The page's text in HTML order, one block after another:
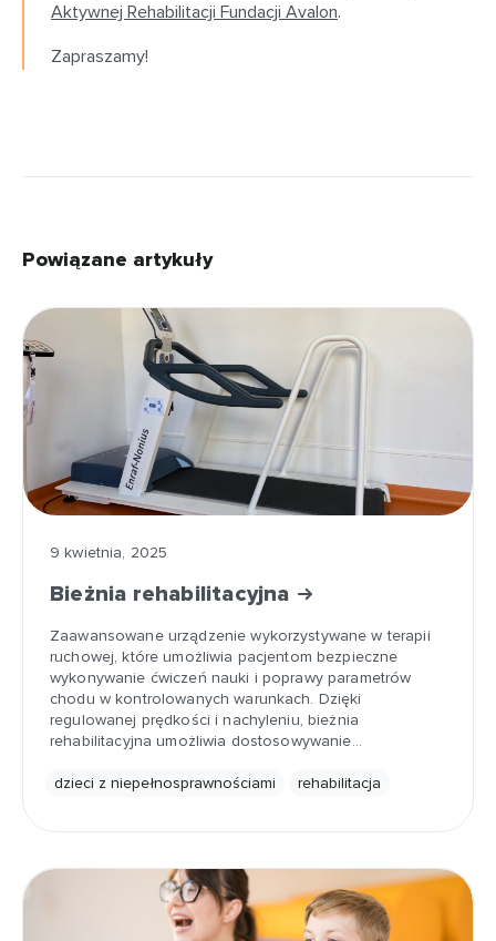
Aktywnej Rehabilitacji Fundacji Avalon.
Zapraszamy!
Powiązane artykuły
9 kwietnia, 2025
Bieżnia rehabilitacyjna
Zaawansowane urządzenie wykorzystywane w terapii
ruchowej, które umożliwia pacjentom bezpieczne
wykonywanie ćwiczeń nauki i poprawy parametrów
chodu w kontrolowanych warunkach. Dzięki
regulowanej prędkości i nachyleniu, bieżnia
rehabilitacyjna umożliwia dostosowywanie…
dzieci z niepełnosprawnościami rehabilitacja